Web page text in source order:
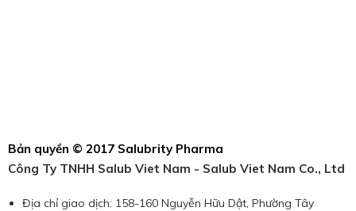
Bản quyền © 2017 Salubrity Pharma
Công Ty TNHH Salub Viet Nam - Salub Viet Nam Co., Ltd
Địa chỉ giao dịch: 158-160 Nguyễn Hữu Dật, Phường Tây